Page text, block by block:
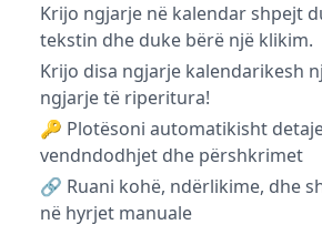
Krijo ngjarje në kalendar shpejt
tekstin dhe duke bërë një klikim.
Krijo disa ngjarje kalendarikesh
ngjarje të riperitura!
🔑 Plotësoni automatikisht
vendndodhjet dhe përshkrimet
🔗 Ruani kohë, ndërlikime, dhe
në hyrjet manuale